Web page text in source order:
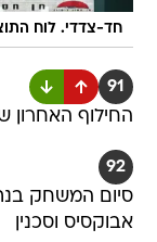
חד-צדדי. לוח
91
החילוף האחרון
92
אבוקסיס וסכנין